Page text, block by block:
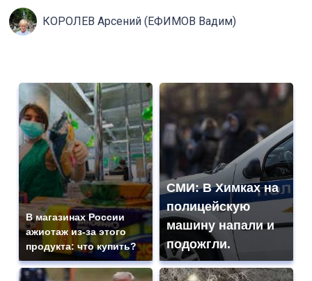
КОРОЛЕВ Арсений (ЕФИМОВ Вадим)
В магазинах России
ажиотаж из-за этого
продукта: что купить?
СМИ: В Химках на
полицейскую
машину напали и
подожгли.